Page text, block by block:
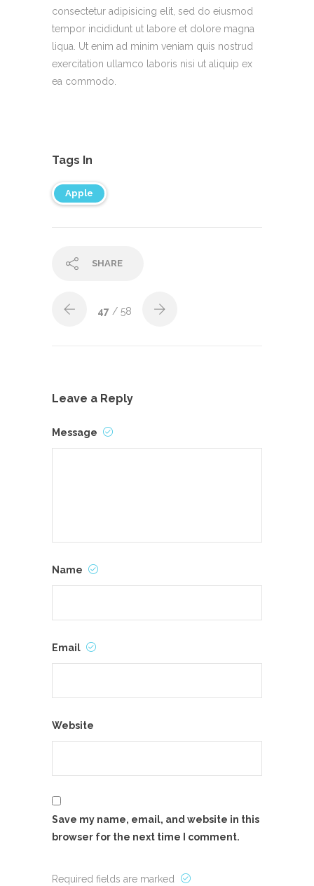
consectetur adipisicing elit, sed do eiusmod
tempor incididunt ut labore et dolore magna
liqua. Ut enim ad minim veniam quis nostrud
exercitation ullamco laboris nisi ut aliquip ex
ea commodo.
Tags In
Apple
SHARE
47 / 58
Leave a Reply
Message
Name
Email
Website
Save my name, email, and website in this
browser for the next time I comment.
Required fields are marked